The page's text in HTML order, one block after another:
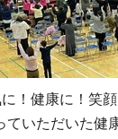
！健康に！笑
いただいた